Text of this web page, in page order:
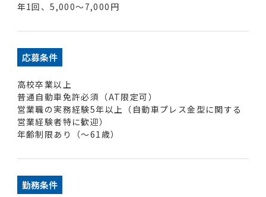
年1回、5,000～7,000円
応募条件
高校卒業以上
普通自動車免許必須（AT限定可）
営業職の実務経験5年以上（自動車プレス金型に関する
営業経験者特に歓迎）
年齢制限あり（〜61歳）
勤務条件